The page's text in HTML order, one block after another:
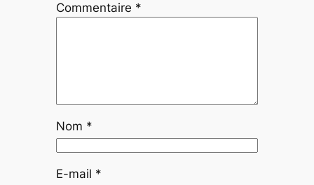
Commentaire *
Nom *
E-mail *